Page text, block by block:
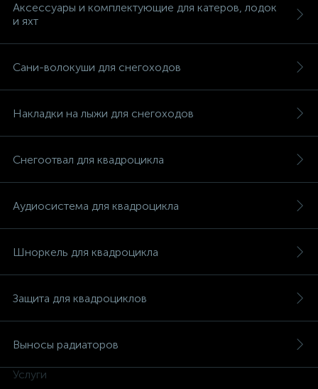
Аксессуары и комплектующие для катеров, лодок
и яхт
Сани-волокуши для снегоходов
Накладки на лыжи для снегоходов
Снегоотвал для квадроцикла
Аудиосистема для квадроцикла
Шноркель для квадроцикла
Защита для квадроциклов
Выносы радиаторов
Услуги